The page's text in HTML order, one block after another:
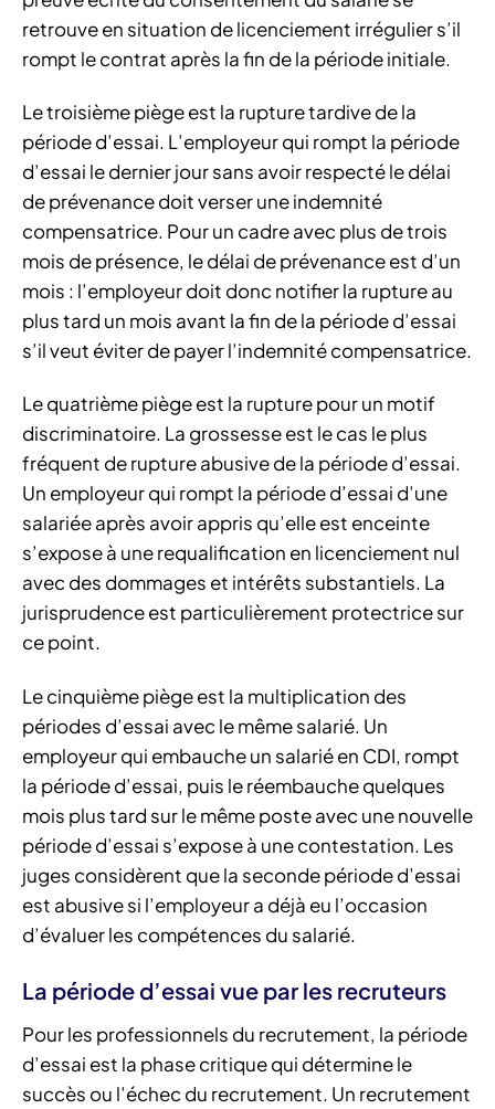
retrouve en situation de licenciement irrégulier s’il
rompt le contrat après la fin de la période initiale.
Le troisième piège est la rupture tardive de la
période d’essai. L’employeur qui rompt la période
d’essai le dernier jour sans avoir respecté le délai
de prévenance doit verser une indemnité
compensatrice. Pour un cadre avec plus de trois
mois de présence, le délai de prévenance est d’un
mois : l’employeur doit donc notifier la rupture au
plus tard un mois avant la fin de la période d’essai
s’il veut éviter de payer l’indemnité compensatrice.
Le quatrième piège est la rupture pour un motif
discriminatoire. La grossesse est le cas le plus
fréquent de rupture abusive de la période d’essai.
Un employeur qui rompt la période d’essai d’une
salariée après avoir appris qu’elle est enceinte
s’expose à une requalification en licenciement nul
avec des dommages et intérêts substantiels. La
jurisprudence est particulièrement protectrice sur
ce point.
Le cinquième piège est la multiplication des
périodes d’essai avec le même salarié. Un
employeur qui embauche un salarié en CDI, rompt
la période d’essai, puis le réembauche quelques
mois plus tard sur le même poste avec une nouvelle
période d’essai s’expose à une contestation. Les
juges considèrent que la seconde période d’essai
est abusive si l’employeur a déjà eu l’occasion
d’évaluer les compétences du salarié.
La période d’essai vue par les recruteurs
Pour les professionnels du recrutement, la période
d’essai est la phase critique qui détermine le
succès ou l’échec du recrutement. Un recrutement